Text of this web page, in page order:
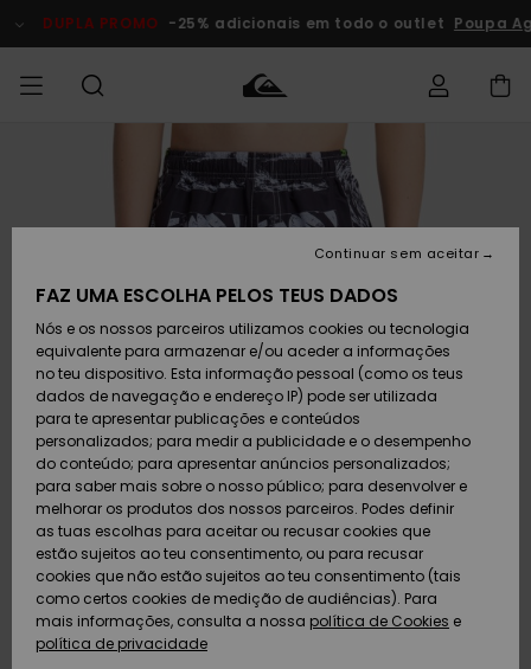
do
DUPLA PROMO -25% adicionais em todo o outlet Poupa
Roupas
Calçado e
chinelos
Surfe/água
Snow
Artigos
recém-
chegados
MENINO
Roupas
Calçado e
chinelos
Surfe/água
Neve
Artigos
recém-
chegados
MULHER
Shop
chegados
Highlights
Snow
SURF
Surf Shop
Homem
Crianças
Highlights
Community
SNOW
Artigos
Neve
Homem
Artigos
Criança
Snow Shop
Feminino
Highlights
Community
DUPLA
PROMO
Outlet
Homem
Criança
Outlet
Mulher
AJUDA
Acede à tua
encomenda
Devoluções
Pagamento
Cartão
presente
Quiksilver
Freedom
Protecção de
dados
SUSTAINABILITY
FAZ UMA ESCOLHA PELOS TEUS DADOS
Nós e os nossos parceiros utilizamos cookies ou tecnologia
equivalente para armazenar e/ou aceder a informações
no teu dispositivo. Esta informação pessoal (como os teus
dados de navegação e endereço IP) pode ser utilizada
para te apresentar publicações e conteúdos
personalizados; para medir a publicidade e o desempenho
do conteúdo; para apresentar anúncios personalizados;
para saber mais sobre o nosso público; para desenvolver e
melhorar os produtos dos nossos parceiros. Podes definir
as tuas escolhas para aceitar ou recusar cookies que
estão sujeitos ao teu consentimento, ou para recusar
cookies que não estão sujeitos ao teu consentimento (tais
como certos cookies de medição de audiências). Para
mais informações, consulta a nossa política de Cookies e
política de privacidade
Continuar sem aceitar